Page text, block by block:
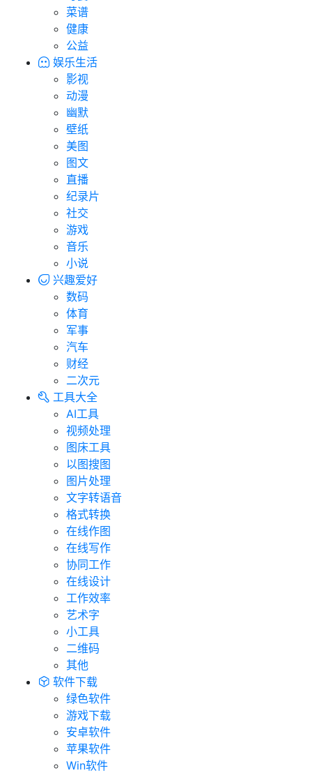
菜谱
健康
公益
娱乐生活
影视
动漫
幽默
壁纸
美图
图文
直播
纪录片
社交
游戏
音乐
小说
兴趣爱好
数码
体育
军事
汽车
财经
二次元
工具大全
AI工具
视频处理
图床工具
以图搜图
图片处理
文字转语音
格式转换
在线作图
在线写作
协同工作
在线设计
工作效率
艺术字
小工具
二维码
其他
软件下载
绿色软件
游戏下载
安卓软件
苹果软件
Win软件